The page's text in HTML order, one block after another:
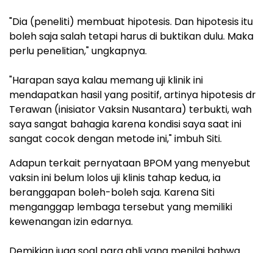
"Dia (peneliti) membuat hipotesis. Dan hipotesis itu
boleh saja salah tetapi harus di buktikan dulu. Maka
perlu penelitian," ungkapnya.
"Harapan saya kalau memang uji klinik ini
mendapatkan hasil yang positif, artinya hipotesis dr
Terawan (inisiator Vaksin Nusantara) terbukti, wah
saya sangat bahagia karena kondisi saya saat ini
sangat cocok dengan metode ini," imbuh Siti.
Adapun terkait pernyataan BPOM yang menyebut
vaksin ini belum lolos uji klinis tahap kedua, ia
beranggapan boleh-boleh saja. Karena Siti
menganggap lembaga tersebut yang memiliki
kewenangan izin edarnya.